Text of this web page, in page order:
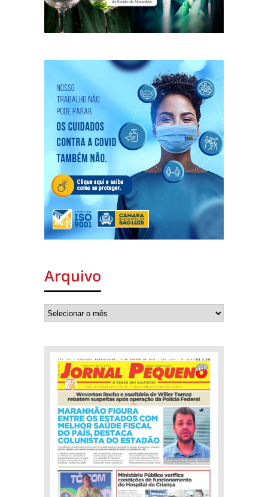
Arquivo